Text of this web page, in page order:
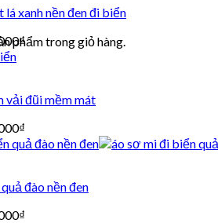
phẩm trong giỏ hàng.
xanh nền đen đi biển
₫
vải đũi mềm mát
₫
đào nền đen
₫